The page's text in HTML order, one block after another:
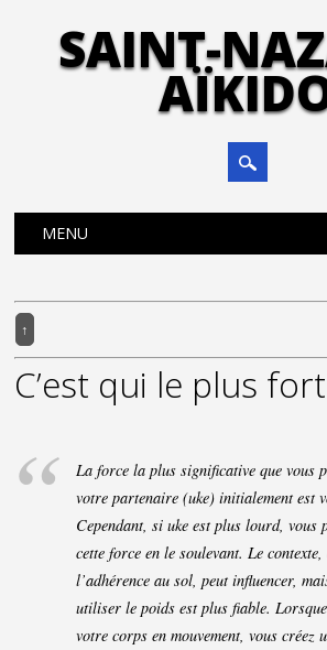
SAINT-
Main menu
Skip
to
MENU
↑
C’est qui le plus
La force la plus significative que vous
votre partenaire (uke) initialement est
Cependant, si uke est plus lourd, vous
cette force en le soulevant. Le contexte,
l’adhérence au sol, peut influencer,
utiliser le poids est plus fiable.
votre corps en mouvement, vous créez